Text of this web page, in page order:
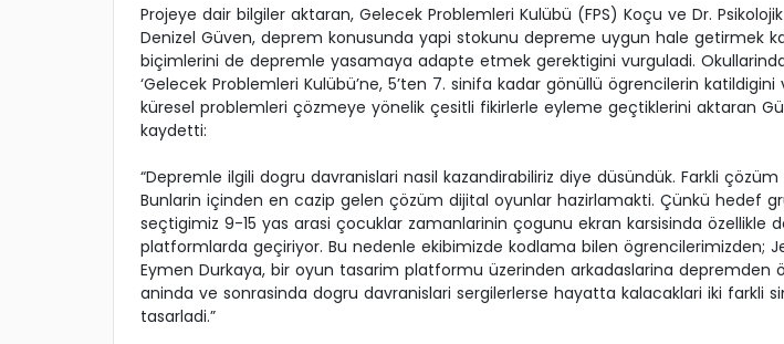
Projeye dair bilgiler aktaran, Gelecek Problemleri Kulübü (FPS) Koçu ve Dr.
Denizel Güven, deprem konusunda yapi stokunu depreme uygun hale getirmek
biçimlerini de depremle yasamaya adapte etmek gerektigini vurguladi.
‘Gelecek Problemleri Kulübü’ne, 5’ten 7. sinifa kadar gönüllü ögrencilerin
küresel problemleri çözmeye yönelik çesitli fikirlerle eyleme geçtiklerini aktaran
kaydetti:
“Depremle ilgili dogru davranislari nasil kazandirabiliriz diye düsündük. Farkli çözüm
Bunlarin içinden en cazip gelen çözüm dijital oyunlar hazirlamakti. Çünkü hedef
seçtigimiz 9-15 yas arasi çocuklar zamanlarinin çogunu ekran karsisinda özellikle
platformlarda geçiriyor. Bu nedenle ekibimizde kodlama bilen ögrencilerimizden;
Eymen Durkaya, bir oyun tasarim platformu üzerinden arkadaslarina depremden
aninda ve sonrasinda dogru davranislari sergilerlerse hayatta kalacaklari iki farkli
tasarladi.”